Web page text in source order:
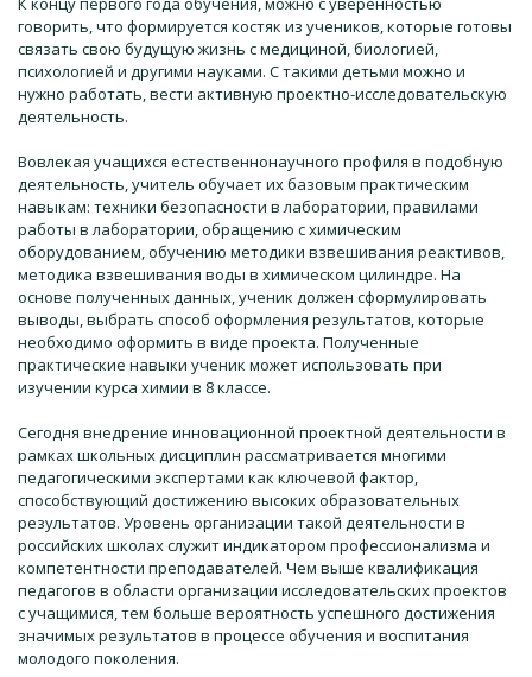
говорить, что формируется костяк из учеников, которые готовы
связать свою будущую жизнь с медициной, биологией,
психологией и другими науками. С такими детьми можно и
нужно работать, вести активную проектно-исследовательскую
деятельность.
Вовлекая учащихся естественнонаучного профиля в подобную
деятельность, учитель обучает их базовым практическим
навыкам: техники безопасности в лаборатории, правилами
работы в лаборатории, обращению с химическим
оборудованием, обучению методики взвешивания реактивов,
методика взвешивания воды в химическом цилиндре. На
основе полученных данных, ученик должен сформулировать
выводы, выбрать способ оформления результатов, которые
необходимо оформить в виде проекта. Полученные
практические навыки ученик может использовать при
изучении курса химии в 8 классе.
Сегодня внедрение инновационной проектной деятельности в
рамках школьных дисциплин рассматривается многими
педагогическими экспертами как ключевой фактор,
способствующий достижению высоких образовательных
результатов. Уровень организации такой деятельности в
российских школах служит индикатором профессионализма и
компетентности преподавателей. Чем выше квалификация
педагогов в области организации исследовательских проектов
с учащимися, тем больше вероятность успешного достижения
значимых результатов в процессе обучения и воспитания
молодого поколения.